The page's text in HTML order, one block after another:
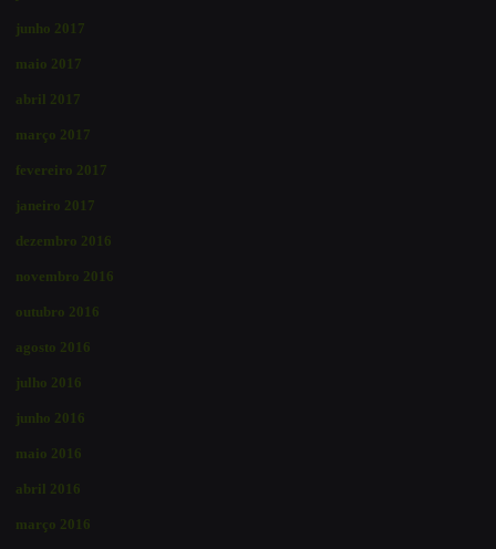
junho 2017
maio 2017
abril 2017
março 2017
fevereiro 2017
janeiro 2017
dezembro 2016
novembro 2016
outubro 2016
agosto 2016
julho 2016
junho 2016
maio 2016
abril 2016
março 2016